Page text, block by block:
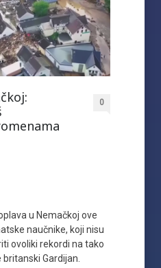
0
u Nemačkoj ove
naučnike, koji nisu
ovoliki rekordi na tako
Gardijan.